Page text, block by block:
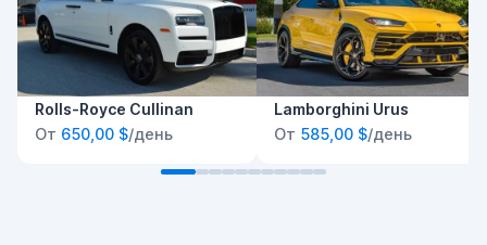
Rolls-Royce Cullinan
От 650,00 $/день
Lamborghini Urus
От 585,00 $/день